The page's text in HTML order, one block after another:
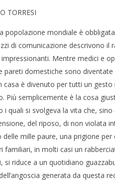
TORRESI
popolazione mondiale è
di comunicazione descrivono il
Mentre medici e
pareti domestiche sono
casa è divenuto per tutti un
Più semplicemente è la cosa
i quali si svolgeva la vita che,
del riposo, di non violata
delle mille paure, una prigione
familiari, in molti casi un
si riduce a un quotidiano
generata da questa